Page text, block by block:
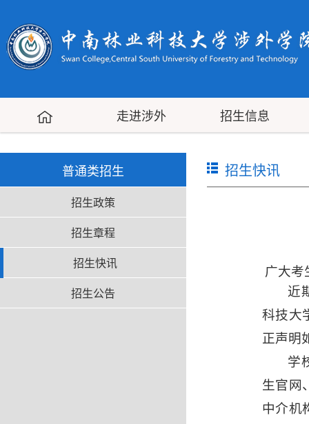
走进涉外 招生信息
普通类招生
招生政策
招生章程
招生快讯
招生公告
招生快讯
广大考
近
科技大
正声明
学
生官网
中介机